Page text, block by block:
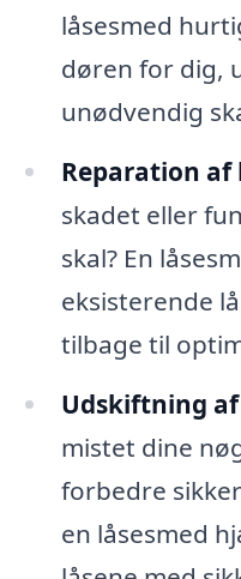
låsesmed
døren for dig,
unødvendig
Reparation af
skadet eller
skal? En
eksisterende
tilbage til
Udskiftning af
mistet dine
forbedre
en låsesmed